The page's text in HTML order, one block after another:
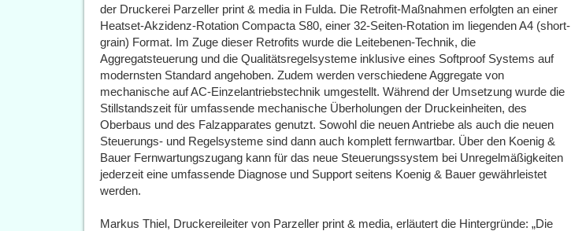
der Druckerei Parzeller print & media in Fulda. Die Retrofit-Maßnahmen erfolgten an einer
Heatset-Akzidenz-Rotation Compacta S80, einer 32-Seiten-Rotation im liegenden A4 (short-
grain) Format. Im Zuge dieser Retrofits wurde die Leitebenen-Technik, die
Aggregatsteuerung und die Qualitätsregelsysteme inklusive eines Softproof Systems auf
modernsten Standard angehoben. Zudem werden verschiedene Aggregate von
mechanische auf AC-Einzelantriebstechnik umgestellt. Während der Umsetzung wurde die
Stillstandszeit für umfassende mechanische Überholungen der Druckeinheiten, des
Oberbaus und des Falzapparates genutzt. Sowohl die neuen Antriebe als auch die neuen
Steuerungs- und Regelsysteme sind dann auch komplett fernwartbar. Über den Koenig &
Bauer Fernwartungszugang kann für das neue Steuerungssystem bei Unregelmäßigkeiten
jederzeit eine umfassende Diagnose und Support seitens Koenig & Bauer gewährleistet
werden.
Markus Thiel, Druckereileiter von Parzeller print & media, erläutert die Hintergründe: „Die